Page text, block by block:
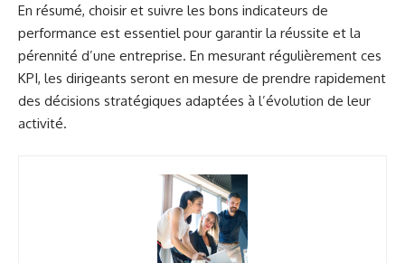
En résumé, choisir et suivre les bons indicateurs de
performance est essentiel pour garantir la réussite et la
pérennité d’une entreprise. En mesurant régulièrement ces
KPI, les dirigeants seront en mesure de prendre rapidement
des décisions stratégiques adaptées à l’évolution de leur
activité.